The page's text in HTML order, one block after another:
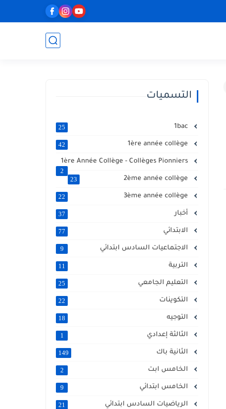
التسميات
1bac
25
42
1ère Année Collège - Collèges Pionniers
2
23
22
أخبار 37
الابتدائي 77
الاجتماعيات السادس ابتدائي 9
التربية 11
التعليم الجامعي 25
التكوينات 22
التوجيه 18
الثالثة إعدادي 1
الثانية باك 149
الخامس ابت 2
الخامس ابتدائي 9
الرياضيات السادس ابتدائي 21